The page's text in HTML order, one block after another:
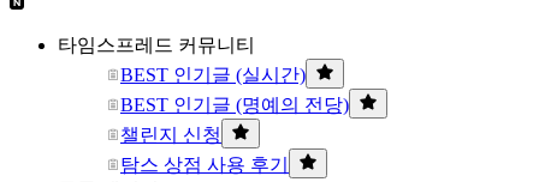
타임스프레드 커뮤니티
BEST 인기글 (실시간)
BEST 인기글 (명예의 전당)
챌린지 신청
탐스 상점 사용 후기